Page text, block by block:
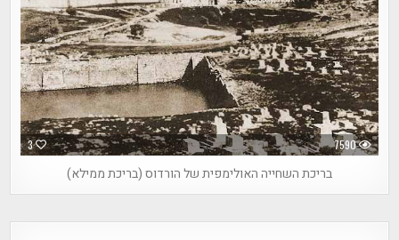
3 7590
בריכת השחייה האולימפית של הורדוס (בריכת ממילא)